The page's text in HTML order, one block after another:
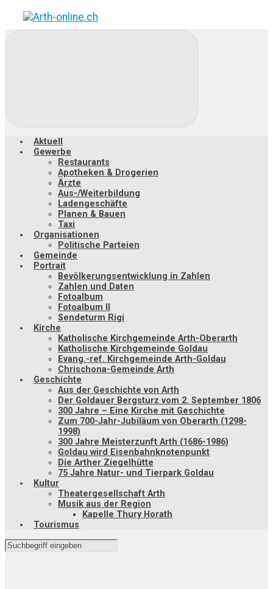
Zum
Hauptinhalt
Aktuell
Gewerbe
Restaurants
Apotheken & Drogerien
Ärzte
Aus-/Weiterbildung
Ladengeschäfte
Planen & Bauen
Taxi
Organisationen
Politische Parteien
Gemeinde
Portrait
Bevölkerungsentwicklung in Zahlen
Zahlen und Daten
Fotoalbum
Fotoalbum II
Sendeturm Rigi
Kirche
Katholische Kirchgemeinde Arth-Oberarth
Katholische Kirchgemeinde Goldau
Evang.-ref. Kirchgemeinde Arth-Goldau
Chrischona-Gemeinde Arth
Geschichte
Aus der Geschichte von Arth
Der Goldauer Bergsturz vom 2. September 1806
300 Jahre – Eine Kirche mit Geschichte
Zum 700-Jahr-Jubiläum von Oberarth (1298-
1998)
300 Jahre Meisterzunft Arth (1686-1986)
Goldau wird Eisenbahnknotenpunkt
Die Arther Ziegelhütte
75 Jahre Natur- und Tierpark Goldau
Kultur
Theatergesellschaft Arth
Musik aus der Region
Kapelle Thury Horath
Tourismus